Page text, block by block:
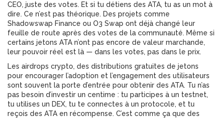
CEO, juste des votes. Et si tu détiens des ATA, tu as un mot à
dire. Ce n’est pas théorique. Des projets comme
Shadowswap Finance ou O3 Swap ont déjà changé leur
feuille de route après des votes de la communauté. Même si
certains jetons ATA n’ont pas encore de valeur marchande,
leur pouvoir réel est là — dans les votes, pas dans le prix.
Les airdrops crypto, des distributions gratuites de jetons
pour encourager l’adoption et l’engagement des utilisateurs
sont souvent la porte d’entrée pour obtenir des ATA. Tu n’as
pas besoin d’investir un centime : tu participes à un testnet,
tu utilises un DEX, tu te connectes à un protocole, et tu
reçois des ATA en récompense. C’est comme ça que des